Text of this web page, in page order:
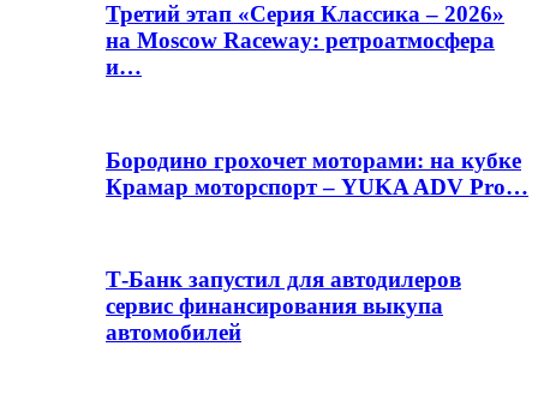
Третий этап «Серия Классика – 2026»
на Moscow Raceway: ретроатмосфера
и…
Бородино грохочет моторами: на кубке
Крамар моторспорт – YUKA ADV Pro…
Т-Банк запустил для автодилеров
сервис финансирования выкупа
автомобилей